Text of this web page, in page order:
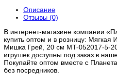
Описание
Отзывы (0)
В интернет-магазине компании
купить оптом и в розницу: Мягкая
Мишка Грей, 20 см MT-052017-5-
игрушек доступны под заказ в
Покупайте оптом вместе с
без посредников.